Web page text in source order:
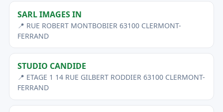
SARL IMAGES IN
📍 RUE ROBERT MONTBOBIER 63100 CLERMONT-
FERRAND
STUDIO CANDIDE
📍 ETAGE 1 14 RUE GILBERT RODDIER 63100 CLERMONT-
FERRAND